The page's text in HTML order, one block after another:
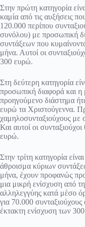
Στην πρώτη κατηγορία
καμία από τις αυξήσεις
120.000 περίπου
συνόλου) με προσωπική
συντάξεων που
μήνα. Αυτοί οι
300 ευρώ.
Στη δεύτερη κατηγορία
προσωπική διαφορά και
προηγούμενο διάστημα
ευρώ τα Χριστούγεννα.
χαμηλοσυνταξιούχους με
Και αυτοί οι
ευρώ.
Στην τρίτη κατηγορία
άθροισμα κύριων
μήνα, έχουν προφανώς
μια μικρή ενίσχυση από
αλληλεγγύης κατά μέσο
για 70.000
έκτακτη ενίσχυση των